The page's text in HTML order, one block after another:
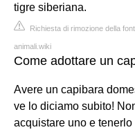
tigre siberiana.
Richiesta di rimozione della
animali.wiki
Come adottare un
Avere un capibara
ve lo diciamo subito!
acquistare uno e